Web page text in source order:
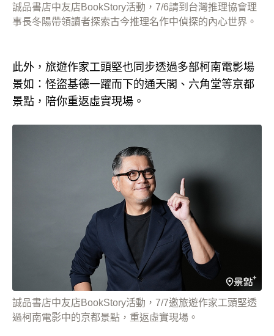
誠品書店中友店BookStory活動，7/6請到台灣推理協會理
事長冬陽帶領讀者探索古今推理名作中偵探的內心世界。
此外，旅遊作家工頭堅也同步透過多部柯南電影場
景如：怪盜基德一躍而下的通天閣、六角堂等京都
景點，陪你重返虛實現場。
誠品書店中友店BookStory活動，7/7邀旅遊作家工頭堅透
過柯南電影中的京都景點，重返虛實現場。